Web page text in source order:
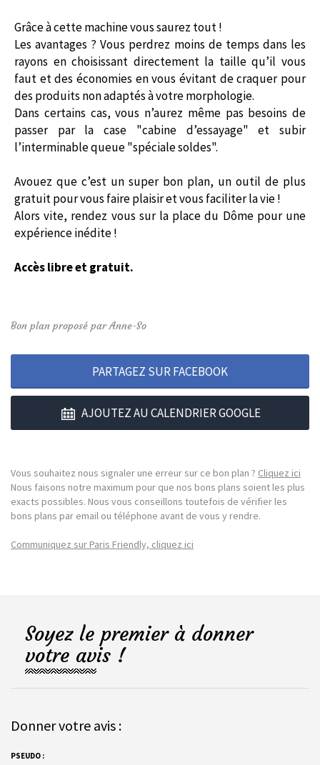
Grâce à cette machine vous saurez tout !
Les avantages ? Vous perdrez moins de temps dans les
rayons en choisissant directement la taille qu’il vous
faut et des économies en vous évitant de craquer pour
des produits non adaptés à votre morphologie.
Dans certains cas, vous n’aurez même pas besoins de
passer par la case "cabine d’essayage" et subir
l’interminable queue "spéciale soldes".
Avouez que c’est un super bon plan, un outil de plus
gratuit pour vous faire plaisir et vous faciliter la vie !
Alors vite, rendez vous sur la place du Dôme pour une
expérience inédite !
Accès libre et gratuit.
Bon plan proposé par Anne-So
PARTAGEZ SUR FACEBOOK
AJOUTEZ AU CALENDRIER GOOGLE
Vous souhaitez nous signaler une erreur sur ce bon plan ? Cliquez ici
Nous faisons notre maximum pour que nos bons plans soient les plus
exacts possibles. Nous vous conseillons toutefois de vérifier les
bons plans par email ou téléphone avant de vous y rendre.
Communiquez sur Paris Friendly, cliquez ici
Soyez le premier à donner
votre avis !
Donner votre avis :
PSEUDO :